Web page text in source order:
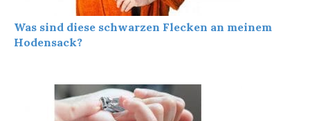
Was sind diese schwarzen Flecken an meinem
Hodensack?